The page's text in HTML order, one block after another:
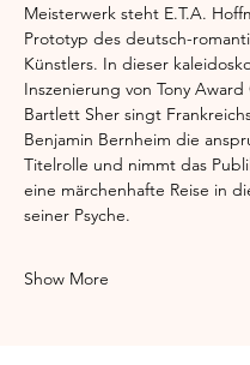
Meisterwerk steht E.T.A.
Prototyp des deutsch-
Künstlers. In dieser
Inszenierung von Tony
Bartlett Sher singt
Benjamin Bernheim die
Titelrolle und nimmt das
eine märchenhafte Reise in
seiner Psyche.
Show More